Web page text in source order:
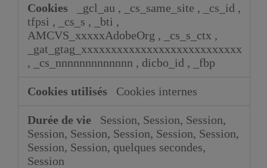
_gcl_au , _cs_same_site , _cs_id ,
tfpsi , _cs_s , _bti ,
AMCVS_xxxxxAdobeOrg , _cs_s_ctx ,
_gat_gtag_xxxxxxxxxxxxxxxxxxxxxxxxxxx
,
_cs_nnnnnnnnnnnnn , dicbo_id , _fbp
Cookies internes
Session, Session, Session,
Session, Session, Session, Session, Session,
Session, Session, quelques secondes,
Session